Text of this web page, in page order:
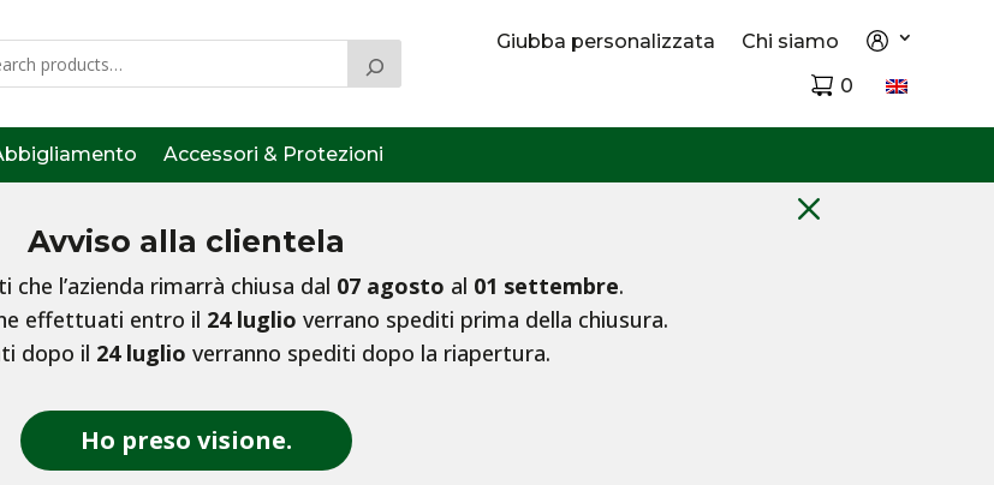
Giubba personalizzata
Chi siamo
0
Accessori & Protezioni
M
Avviso alla clientela
l’azienda rimarrà chiusa dal 07 agosto al 01 settembre.
effettuati entro il 24 luglio verrano spediti prima della chiusura.
dopo il 24 luglio verranno spediti dopo la riapertura.
Ho preso visione.